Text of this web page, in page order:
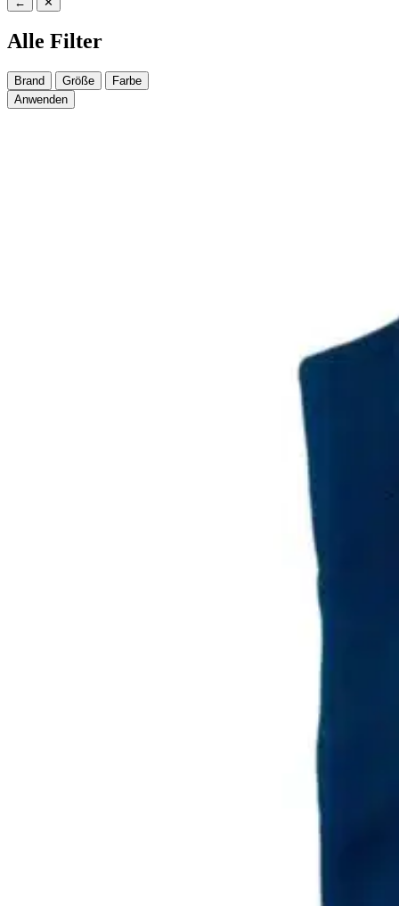
Alle Filter
Brand Größe
Farbe
Anwenden